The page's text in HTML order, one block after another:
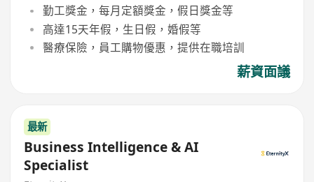
勤工獎金，每月定額獎金，假日獎金等
高達15天年假，生日假，婚假等
醫療保險，員工購物優惠，提供在職培訓
薪資面議
最新
Business Intelligence & AI
Specialist